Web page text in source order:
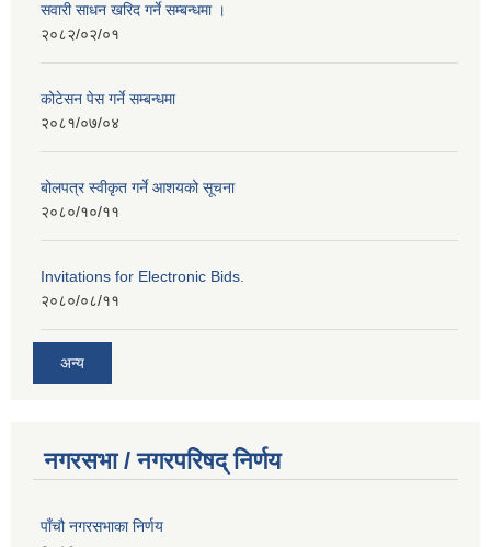
सवारी साधन खरिद गर्ने सम्बन्धमा ।
२०८२/०२/०१
कोटेसन पेस गर्ने सम्बन्धमा
२०८१/०७/०४
बोलपत्र स्वीकृत गर्ने आशयको सूचना
२०८०/१०/११
Invitations for Electronic Bids.
२०८०/०८/११
अन्य
नगरसभा / नगरपरिषद् निर्णय
पाँचौ नगरसभाका निर्णय